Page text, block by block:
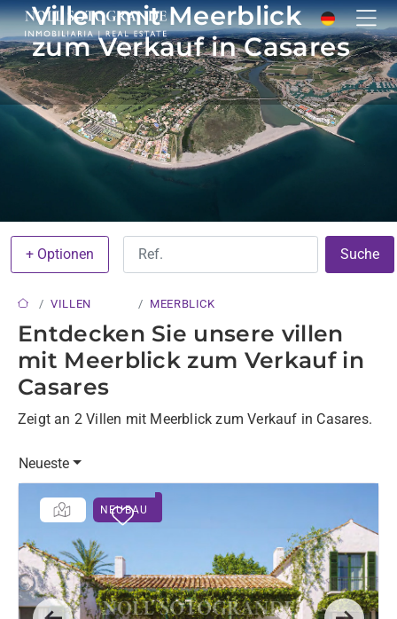
Villen mit Meerblick
zum Verkauf in Casares
+ Optionen Suche
VILLEN MEERBLICK
Entdecken Sie unsere villen
mit Meerblick zum Verkauf in
Casares
Zeigt an 2 Villen mit Meerblick zum Verkauf in Casares.
Neueste
NEUBAU